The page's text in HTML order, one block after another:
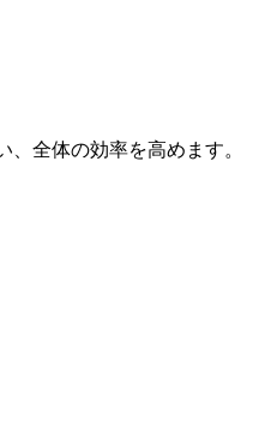
全体の効率を高めます。